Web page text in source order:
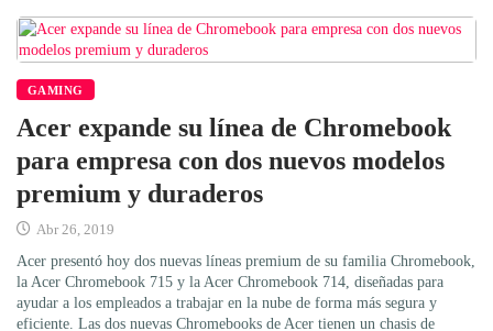
GAMING
Acer expande su línea de Chromebook
para empresa con dos nuevos modelos
premium y duraderos
Abr 26, 2019
Acer presentó hoy dos nuevas líneas premium de su familia Chromebook,
la Acer Chromebook 715 y la Acer Chromebook 714, diseñadas para
ayudar a los empleados a trabajar en la nube de forma más segura y
eficiente. Las dos nuevas Chromebooks de Acer tienen un chasis de